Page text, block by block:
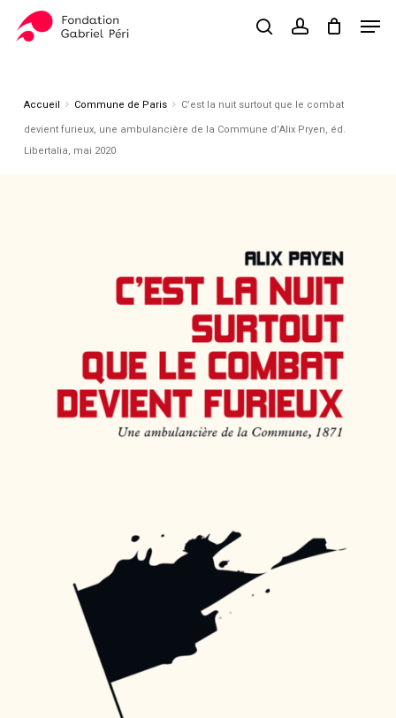
searchaccount
Panier Close
Accueil Commune de Paris
C’est la nuit surtout que le combat
devient furieux, une ambulancière de la Commune d’Alix Pryen, éd.
Libertalia, mai 2020